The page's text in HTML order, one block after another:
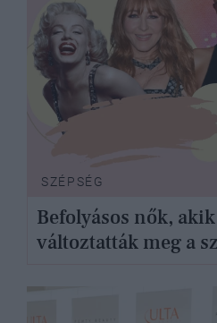
SZÉPSÉG
Befolyásos nők,
változtatták meg a